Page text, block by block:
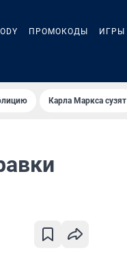
ПРОМОКОДЫ ИГРЫ
Карла Маркса сузят